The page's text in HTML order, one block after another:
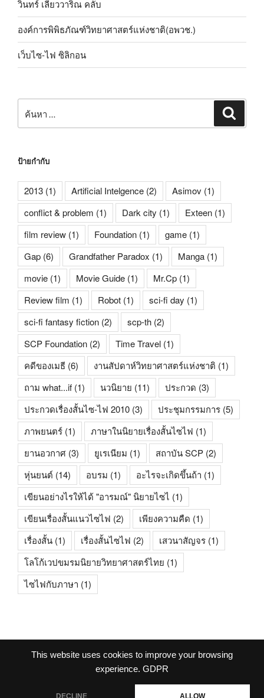
This website uses cookies to improve your browsing
experience. GDPR
DECLINE ALLOW
วินทร์ เลียววาริณ คลับ
องค์การพิพิธภัณฑ์วิทยาศาสตร์แห่งชาติ(อพวช.)
เว็บไซ-ไฟ ซิลิกอน
ป้ายกำกับ
2013 (1) Artificial Intelgence (2) Asimov (1)
conflict & problem (1) Dark city (1) Exteen (1)
film review (1) Foundation (1) game (1)
Gap (6) Grandfather Paradox (1) Manga (1)
movie (1) Movie Guide (1) Mr.Cp (1)
Review film (1) Robot (1) sci-fi day (1)
sci-fi fantasy fiction (2) scp-th (2)
SCP Foundation (2) Time Travel (1)
คดีของเมธี (6) งานสัปดาห์วิทยาศาสตร์แห่งชาติ (1)
ถาม what...if (1) นวนิยาย (11) ประกวด (3)
ประกวดเรื่องสั้นไซ-ไฟ 2010 (3) ประชุมกรรมการ (5)
ภาพยนตร์ (1) ภาษาในนิยายเรื่องสั้นไซไฟ (1)
ยานอวกาศ (3) ยูเรเนียม (1) สถาบัน SCP (2)
หุ่นยนต์ (14) อบรม (1) อะไรจะเกิดขึ้นถ้า (1)
เขียนอย่างไรให้ได้ "อารมณ์" นิยายไซไ (1)
เขียนเรื่องสั้นแนวไซไฟ (2) เพียงความคืด (1)
เรื่องสั้น (1) เรื่องสั้นไซไฟ (2) เสวนาสัญจร (1)
โลโก้เวปขมรมนิยายวิทยาศาสตร์ไทย (1)
ไซไฟกับภาษา (1)